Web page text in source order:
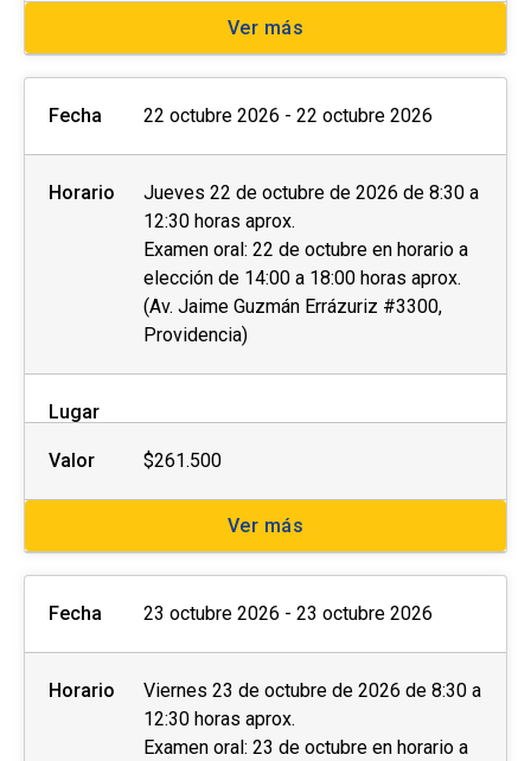
Ver más
Fecha 22 octubre 2026 - 22 octubre 2026
Horario
Jueves 22 de octubre de 2026 de 8:30 a
12:30 horas aprox.
Examen oral: 22 de octubre en horario a
elección de 14:00 a 18:00 horas aprox.
(Av. Jaime Guzmán Errázuriz #3300,
Providencia)
Lugar
Valor $261.500
Ver más
Fecha 23 octubre 2026 - 23 octubre 2026
Horario
Viernes 23 de octubre de 2026 de 8:30 a
12:30 horas aprox.
Examen oral: 23 de octubre en horario a